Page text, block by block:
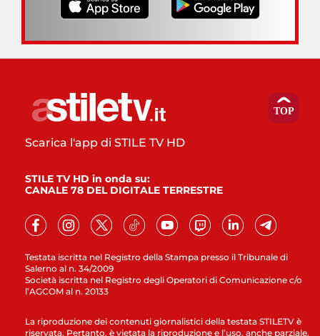
Testata iscritta nel Registro della Stampa presso il Tribunale di
Salerno al n. 34/2009
Società iscritta nel Registro degli Operatori di Comunicazione c/o
l’AGCOM al n. 20133
Scarica l'app di STILE TV HD
STILE TV HD in onda su:
CANALE 78 DEL DIGITALE TERRESTRE
La riproduzione dei contenuti giornalistici della testata STILETV è
riservata. Pertanto, è vietata la riproduzione e l’uso, anche parziale,